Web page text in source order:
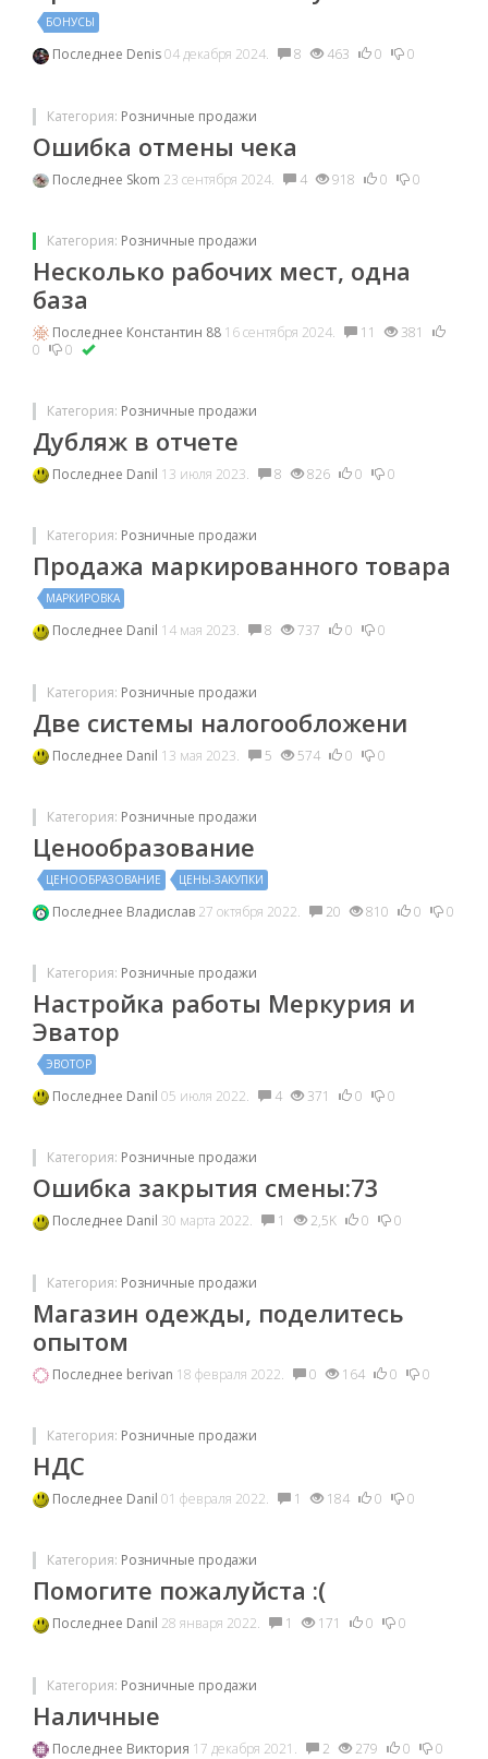
БОНУСЫ
Последнее Denis04 декабря 2024. 8 463 0 0
Категория: Розничные продажи
Ошибка отмены чека
Последнее Skom 23 сентября 2024. 4 918 0 0
Категория: Розничные продажи
Несколько рабочих мест, одна
база
Последнее Константин 88 16 сентября 2024. 11
381
0
0
Категория: Розничные продажи
Дубляж в отчете
Последнее Danil 13 июля 2023. 8 826 0 0
Категория: Розничные продажи
Продажа маркированного товара
МАРКИРОВКА
Последнее Danil 14 мая 2023. 8 737 0 0
Категория: Розничные продажи
Две системы налогообложени
Последнее Danil 13 мая 2023. 5 574 0 0
Категория: Розничные продажи
Ценообразование
ЦЕНООБРАЗОВАНИЕ ЦЕНЫ-ЗАКУПКИ
Последнее Владислав 27 октября 2022. 20 810 0 0
Категория: Розничные продажи
Настройка работы Меркурия и
Эватор
ЭВОТОР
Последнее Danil 05 июля 2022. 4 371 0 0
Категория: Розничные продажи
Ошибка закрытия смены:73
Последнее Danil 30 марта 2022. 1 2,5K 0 0
Категория: Розничные продажи
Магазин одежды, поделитесь
опытом
Последнее berivan 18 февраля 2022. 0 164 0 0
Категория: Розничные продажи
НДС
Последнее Danil 01 февраля 2022. 1 184 0 0
Категория: Розничные продажи
Помогите пожалуйста :(
Последнее Danil 28 января 2022. 1 171 0 0
Категория: Розничные продажи
Наличные
Последнее Виктория 17 декабря 2021. 2 279 0 0